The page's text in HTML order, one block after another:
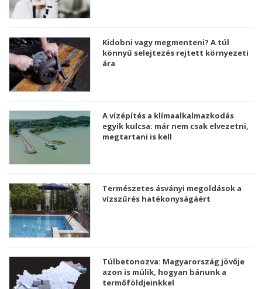
Kidobni vagy megmenteni? A túl
könnyű selejtezés rejtett környezeti
ára
A vízépítés a klímaalkalmazkodás
egyik kulcsa: már nem csak elvezetni,
megtartani is kell
Természetes ásványi megoldások a
vízszűrés hatékonyságáért
Túlbetonozva: Magyarország jövője
azon is múlik, hogyan bánunk a
termőföldjeinkkel